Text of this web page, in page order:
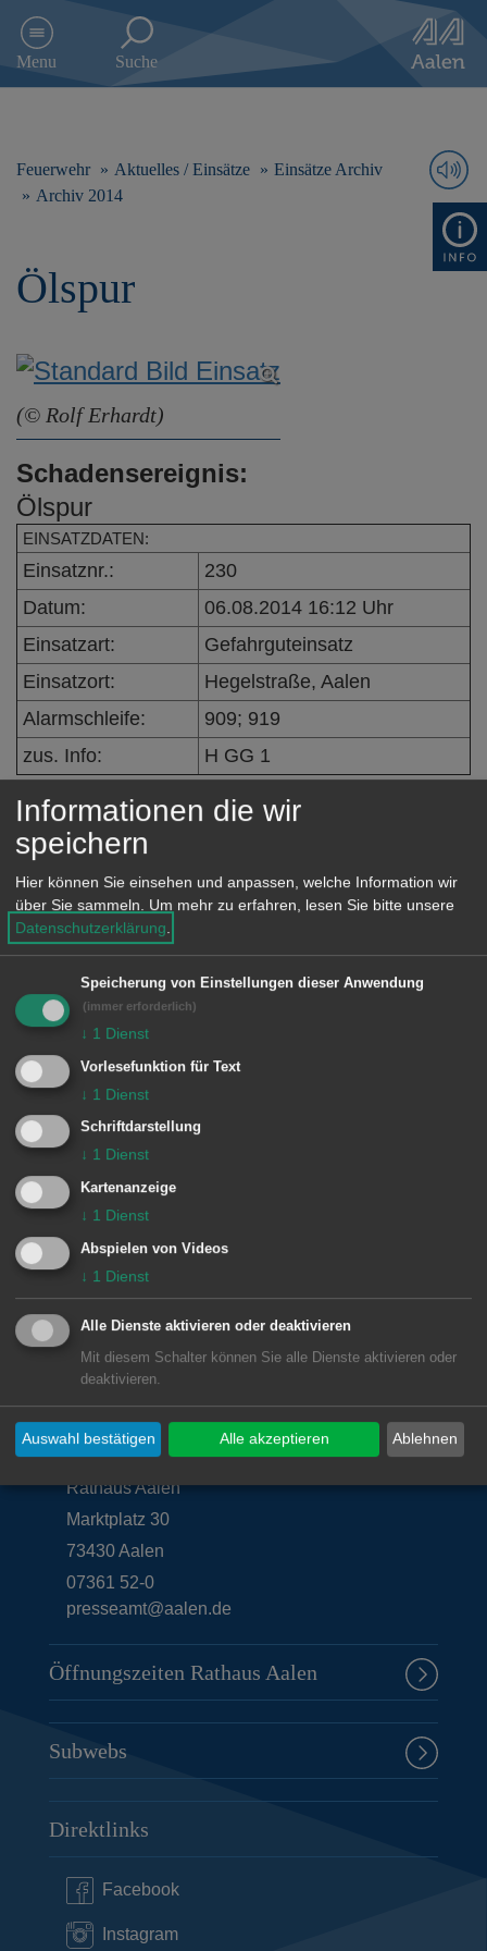
e
n
Menu Suche
Feuerwehr Aktuelles / Einsätze
Einsätze Archiv
Archiv 2014
Ölspur
(© Rolf Erhardt)
Schadensereignis:
Ölspur
EINSATZDATEN:
Einsatznr.:
230
Datum:
06.08.2014 16:12 Uhr
Einsatzart:
Gefahrguteinsatz
Einsatzort:
Hegelstraße, Aalen
Alarmschleife:
909; 919
zus. Info:
H GG 1
Eingeleitete Maßnahmen /
Einsatzverlauf:
Ölspur wurde mit ÖWSF entfernt.
Besondere Vorkommnisse:
Einheiten Feuerwehr Aalen:
1 Aalen
Unsere Anschrift
Rathaus Aalen
Marktplatz 30
73430Aalen
07361 52-0
presseamt@aalen.de
Öffnungszeiten Rathaus Aalen
Subwebs
Direktlinks
Facebook
Instagram
Informationen die wir
speichern
Hier können Sie einsehen und anpassen, welche Information wir
über Sie sammeln.
Um mehr zu erfahren, lesen Sie bitte unsere
Datenschutzerklärung
Speicherung von Einstellungen dieser Anwendung
(immer erforderlich)
↓ 1 Dienst
Vorlesefunktion für Text
↓ 1 Dienst
Schriftdarstellung
↓ 1 Dienst
Kartenanzeige
↓ 1 Dienst
Abspielen von Videos
↓ 1 Dienst
Alle Dienste aktivieren oder deaktivieren
Mit diesem Schalter können Sie alle Dienste aktivieren oder
deaktivieren.
Ablehnen
Auswahl bestätigen Alle akzeptieren